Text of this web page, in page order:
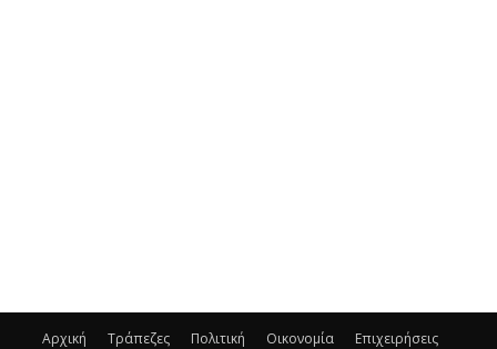
Αρχική Τράπεζες Πολιτική Οικονομία Επιχειρήσεις